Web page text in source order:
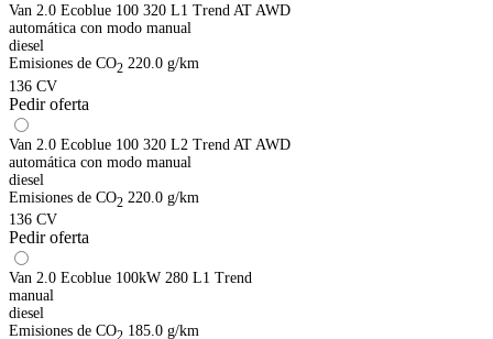
Van 2.0 Ecoblue 100 320 L1 Trend AT AWD
automática con modo manual
diesel
Emisiones de CO2 220.0 g/km
136 CV
Pedir oferta
Van 2.0 Ecoblue 100 320 L2 Trend AT AWD
automática con modo manual
diesel
Emisiones de CO2 220.0 g/km
136 CV
Pedir oferta
Van 2.0 Ecoblue 100kW 280 L1 Trend
manual
diesel
Emisiones de CO
185.0 g/km